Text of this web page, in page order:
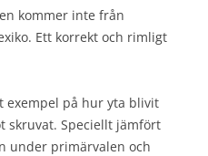
kommer inte från
Ett korrekt och rimligt
exempel på hur yta blivit
skruvat. Speciellt jämfört
under primärvalen och